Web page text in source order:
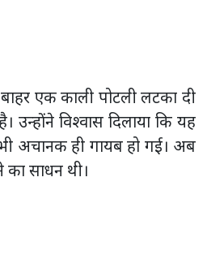
एक काली पोटली लटका दी
उन्होंने विश्वास दिलाया कि यह
भी अचानक ही गायब हो गई। अब
का साधन थी।